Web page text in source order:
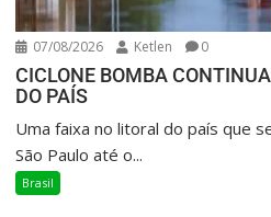
07/08/2026 Ketlen 0
CICLONE BOMBA
DO PAÍS
Uma faixa no litoral do país que
São Paulo até o...
Brasil